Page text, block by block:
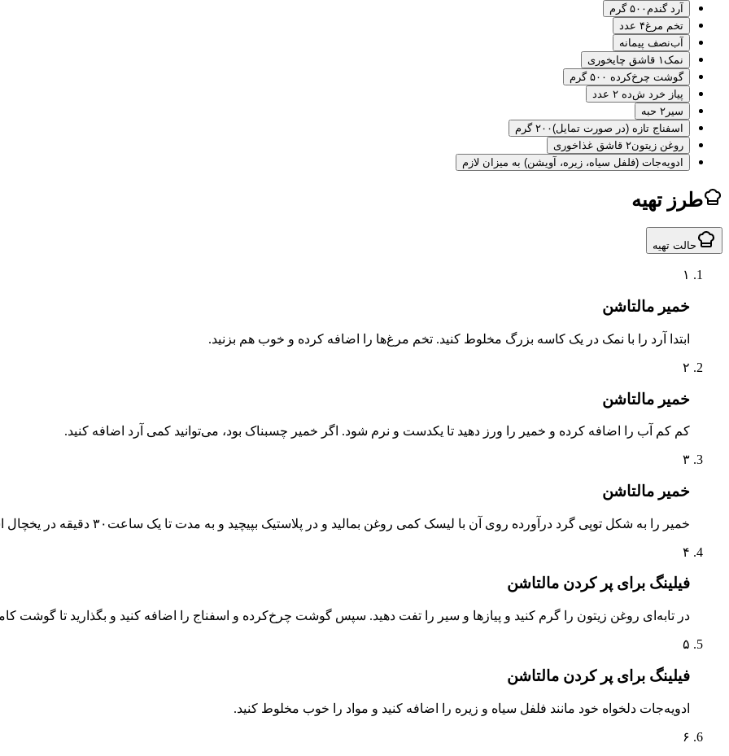
آرد گندم ۵۰۰ گرم
تخم مرغ۴ عدد
آبنصف پیمانه
نمک۱ قاشق چایخوری
گوشت چرخ‌کر ده ۵۰۰ گرم
پیاز خرد شده ۲ عدد
سیر ۲ حبه
اسفناج تازه (در صورت تمایل)۲۰۰ گرم
روغن زیتون۲ قاشق غذاخوری
ادویه‌جات (فلفل سیاه، زیره، آویشن) به میزان لازم
طرز تهیه
حالت تهیه
۱
خمیر مالتاشن
ابتدا آرد را با نمک در یک کاسه بزرگ مخلوط کنید. تخم مرغ‌ها را اضافه کرده و خوب هم بزنید.
۲
خمیر مالتاشن
کم کم آب را اضافه کرده و خمیر را ورز دهید تا یکدست و نرم شود. اگر خمیر چسبناک بود، می‌توانید کمی آرد اضافه کنید.
۳
خمیر مالتاشن
خمیر را به شکل توپی گرد درآورده روی آن با لیسک کمی روغن بمالید و در پلاستیک بپیچید و به مدت تا یک ساعت۳۰ دقیقه در یخچال استراحت دهید.
۴
فیلینگ برای پر کردن مالتاشن
در تابه‌ای روغن زیتون را گرم کنید و پیازها و سیر را تفت دهید. سپس گوشت چرخ‌کرده و اسفناج را اضافه کنید و بگذارید تا گوشت
۵
فیلینگ برای پر کردن مالتاشن
ادویه‌جات دلخواه خود مانند فلفل سیاه و زیره را اضافه کنید و مواد را خوب مخلوط کنید.
۶